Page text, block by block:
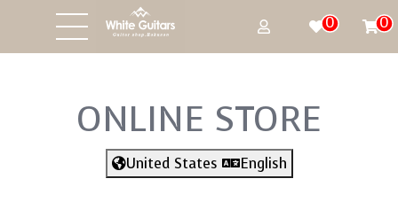
0 0
ONLINE STORE
United States English